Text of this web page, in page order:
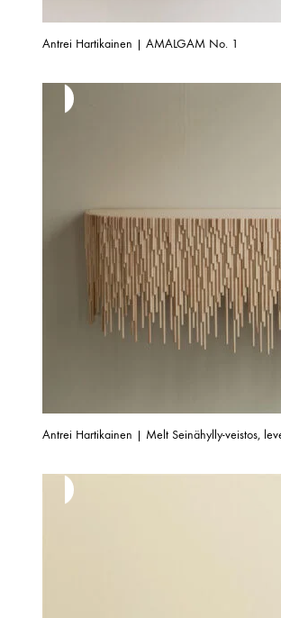
Antrei Hartikainen | AMALGAM No. 1
Antrei Hartikainen | Melt Seinähylly-veistos,